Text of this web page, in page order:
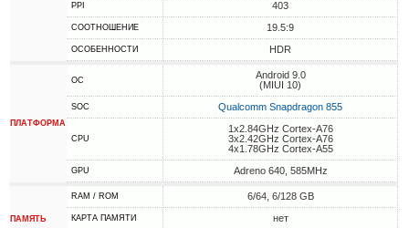
PPI 403
СООТНОШЕНИЕ 19.5:9
ОСОБЕННОСТИ HDR
ПЛАТФОРМА
ОС
Android 9.0
(MIUI 10)
SOC Qualcomm Snapdragon 855
CPU
1x2.84GHz Cortex-A76
3x2.42GHz Cortex-A76
4x1.78GHz Cortex-A55
GPU Adreno 640, 585MHz
ПАМЯТЬ
RAM / ROM 6/64, 6/128 GB
КАРТА ПАМЯТИ нет